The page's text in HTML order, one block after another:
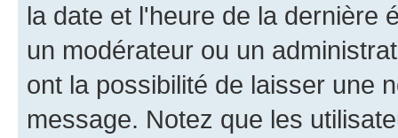
la date et l'heure de la dernière
un modérateur ou un
ont la possibilité de laisser une
message. Notez que les